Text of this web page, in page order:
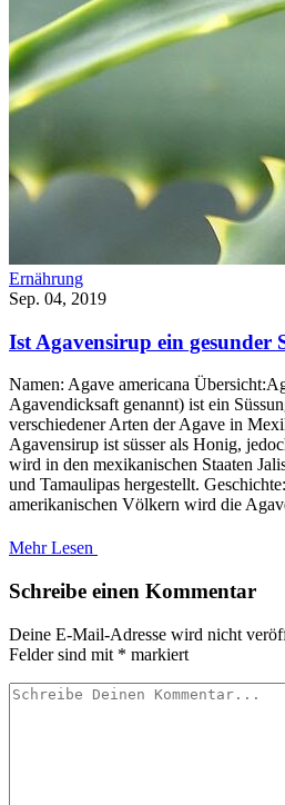
Ernährung
Sep. 04, 2019
Ist Agavensirup ein gesunder
Namen: Agave americana
Agavendicksaft genannt) ist ein
verschiedener Arten der Agave in
Agavensirup ist süsser als Honig,
wird in den mexikanischen Staaten
und Tamaulipas hergestellt.
amerikanischen Völkern wird die
Mehr Lesen
Schreibe einen Kommentar
Deine E-Mail-Adresse wird nicht
Felder sind mit * markiert